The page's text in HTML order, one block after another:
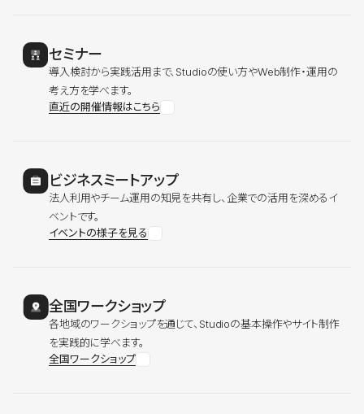
セミナー
導入検討から実践活用まで、Studioの使い方やWeb制作・運用の
考え方を学べます。
直近の開催情報はこちら
ビジネスミートアップ
法人利用やチーム運用の知見を共有し、企業での活用を深めるイ
ベントです。
イベントの様子を見る
全国ワークショップ
各地域のワークショップを通じて、Studioの基本操作やサイト制作
を実践的に学べます。
全国ワークショップ